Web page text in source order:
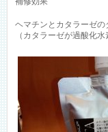
ヘマチンとカタラーゼの
（カタラーゼが過酸化